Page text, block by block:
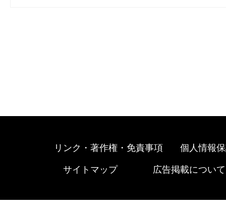
リンク・著作権・免責事項 個人情報
サイトマップ 広告掲載について